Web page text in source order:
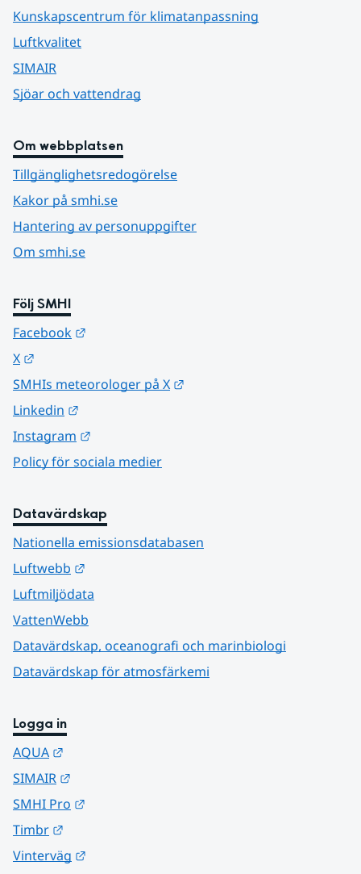
Kunskapscentrum för klimatanpassning
Luftkvalitet
SIMAIR
Sjöar och vattendrag
Om webbplatsen
Tillgänglighetsredogörelse
Kakor på smhi.se
Hantering av personuppgifter
Om smhi.se
Följ SMHI
Facebook
X
SMHIs meteorologer på X
Linkedin
Instagram
Policy för sociala medier
Datavärdskap
Nationella emissionsdatabasen
Luftwebb
Luftmiljödata
VattenWebb
Datavärdskap, oceanografi och marinbiologi
Datavärdskap för atmosfärkemi
Logga in
AQUA
SIMAIR
SMHI Pro
Timbr
Vinterväg